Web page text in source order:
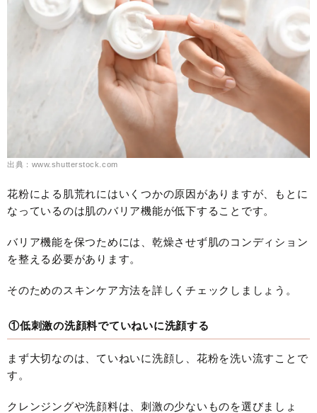
出典：www.shutterstock.com
花粉による肌荒れにはいくつかの原因がありますが、もとに
なっているのは肌のバリア機能が低下することです。
バリア機能を保つためには、乾燥させず肌のコンディション
を整える必要があります。
そのためのスキンケア方法を詳しくチェックしましょう。
①低刺激の洗顔料でていねいに洗顔する
まず大切なのは、ていねいに洗顔し、花粉を洗い流すことで
す。
クレンジングや洗顔料は、刺激の少ないものを選びましょ